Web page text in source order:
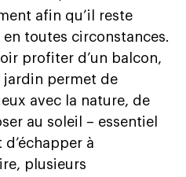
afin qu’il reste
toutes circonstances.
profiter d’un balcon,
jardin permet de
avec la nature, de
au soleil – essentiel
à
plusieurs